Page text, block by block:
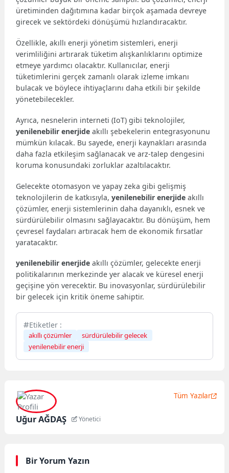
üretiminden dağıtımına kadar birçok aşamada devreye
girecek ve sektördeki dönüşümü hızlandıracaktır.
Özellikle, akıllı enerji yönetim sistemleri, enerji
verimliliğini artırarak tüketim alışkanlıklarını optimize
etmeye yardımcı olacaktır. Kullanıcılar, enerji
tüketimlerini gerçek zamanlı olarak izleme imkanı
bulacak ve böylece ihtiyaçlarını daha etkili bir şekilde
yönetebilecekler.
Ayrıca, nesnelerin interneti (IoT) gibi teknolojiler,
yenilenebilir enerjide akıllı şebekelerin entegrasyonunu
mümkün kılacak. Bu sayede, enerji kaynakları arasında
daha fazla etkileşim sağlanacak ve arz-talep dengesini
koruma konusundaki zorluklar azaltılacaktır.
Gelecekte otomasyon ve yapay zeka gibi gelişmiş
teknolojilerin de katkısıyla,yenilenebilir enerjide akıllı
çözümler, enerji sistemlerinin daha dayanıklı, esnek ve
sürdürülebilir olmasını sağlayacaktır. Bu dönüşüm, hem
çevresel faydaları artıracak hem de ekonomik fırsatlar
yaratacaktır.
yenilenebilir enerjide akıllı çözümler, gelecekte enerji
politikalarının merkezinde yer alacak ve küresel enerji
geçişine yön verecektir. Bu inovasyonlar, sürdürülebilir
bir gelecek için kritik öneme sahiptir.
Etiketler :
akıllı çözümler
sürdürülebilir gelecek
yenilenebilir enerji
Uğur AĞDAŞ Yönetici
Tüm Yazılar
Bir Yorum Yazın